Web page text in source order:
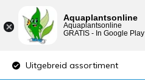
Uitgebreid assortiment
Aquaplantsonline
Aquaplantsonline
GRATIS - In Google Play